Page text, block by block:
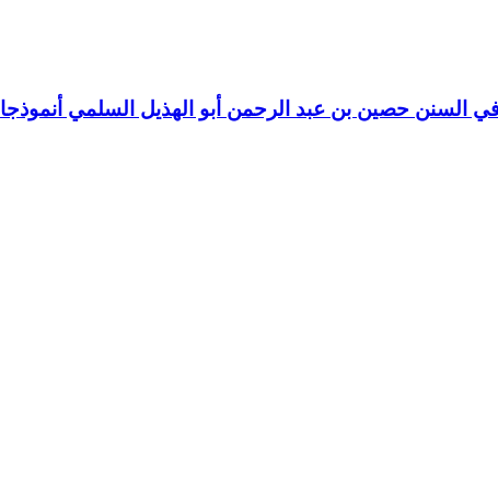
السنن حصين بن عبد الرحمن أبو الهذيل السلمي أنموذجا